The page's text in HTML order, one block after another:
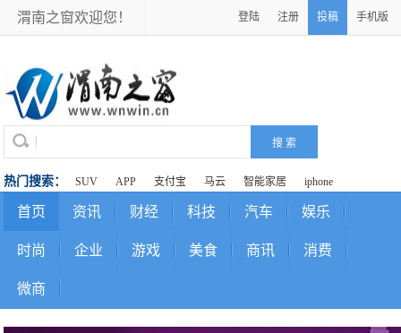
渭南之窗欢迎您！ 登陆 注册 投稿 手机版
热门搜索： SUV APP 支付宝 马云 智能家居 iphone
首页 资讯 财经 科技 汽车 娱乐
时尚 企业 游戏 美食 商讯 消费
微商